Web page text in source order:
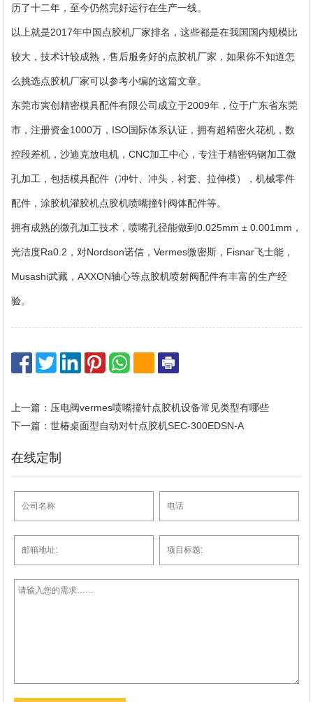
历了十二年，至今仍然完好运行在生产一线。
以上就是2017年中国点胶机厂家排名，这些都是在我国国内规模比
较大，技术计较成熟，售后服务好的点胶机厂家，如果你不知道怎
么挑选点胶机厂家可以参考小编的这篇文章。
东莞市寅创精密模具配件有限公司成立于2009年，位于广东省东莞
市，注册资金1000万，ISO国际体系认证，拥有超精密火花机，数
控段差机，沙迪克放电机，CNC加工中心，专注于精密钨钢加工微
孔加工，包括模具配件（冲针、冲头，衬套、拉伸模），机械零件
配件，涂胶机灌胶机点胶机喷嘴撞针阀体配件等。
拥有成熟的微孔加工技术，喷嘴孔径能做到0.025mm ± 0.001mm，
光洁度Ra0.2，对Nordson诺信，Vermes微密斯，Fisnar飞士能，
Musashi武藏，AXXON轴心等点胶机喷射阀配件有丰富的生产经
验。
上一篇：压电阀vermes喷嘴撞针点胶机设备常见类型有哪些
下一篇：世椿桌面型自动对针点胶机SEC-300EDSN-A
在线定制